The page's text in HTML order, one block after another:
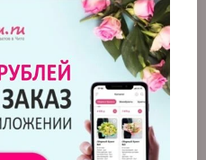
Конфеты "Raffaello"
150г
1 550